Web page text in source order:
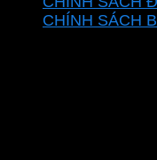
CHÍNH SÁCH